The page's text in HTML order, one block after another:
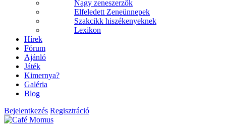
Nagy zeneszerzők
Elfeledett Zeneünnepek
Szakcikk hiszékenyeknek
Lexikon
Hírek
Fórum
Ajánló
Játék
Kimernya?
Galéria
Blog
Bejelentkezés Regisztráció